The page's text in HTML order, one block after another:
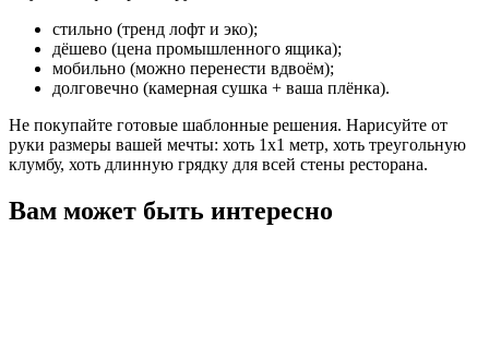
стильно (тренд лофт и эко);
дёшево (цена промышленного ящика);
мобильно (можно перенести вдвоём);
долговечно (камерная сушка + ваша плёнка).
Не покупайте готовые шаблонные решения. Нарисуйте от
руки размеры вашей мечты: хоть 1х1 метр, хоть треугольную
клумбу, хоть длинную грядку для всей стены ресторана.
Вам может быть интересно